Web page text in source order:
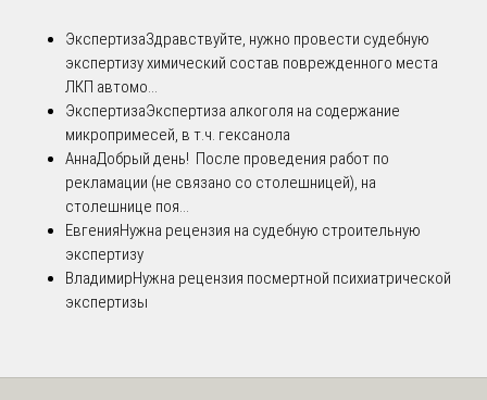
ЭкспертизаЗдравствуйте, нужно провести судебную
экспертизу химический состав поврежденного места
ЛКП автомо...
ЭкспертизаЭкспертиза алкоголя на содержание
микропримесей, в т.ч. гексанола
АннаДобрый день! После проведения работ по
рекламации (не связано со столешницей), на
столешнице поя...
ЕвгенияНужна рецензия на судебную строительную
экспертизу
ВладимирНужна рецензия посмертной психиатрической
экспертизы